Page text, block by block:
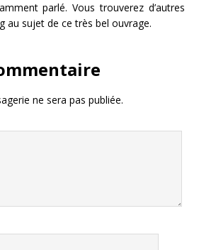
parlé. Vous trouverez d’autres
au sujet de ce très bel ouvrage.
ne sera pas publiée.